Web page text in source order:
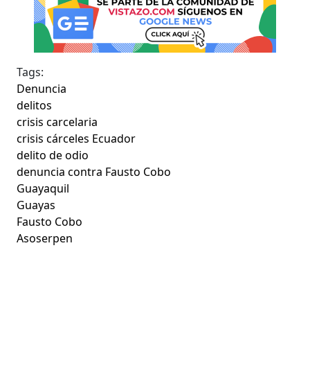
Tags:
Denuncia
delitos
crisis carcelaria
crisis cárceles Ecuador
delito de odio
denuncia contra Fausto Cobo
Guayaquil
Guayas
Fausto Cobo
Asoserpen